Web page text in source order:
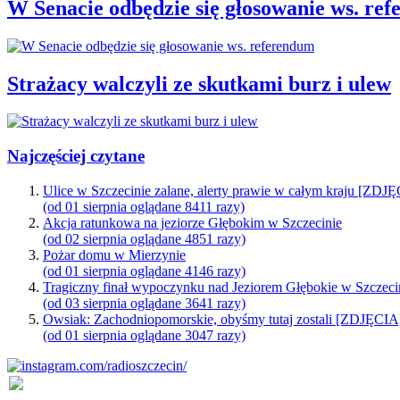
W Senacie odbędzie się głosowanie ws.
Strażacy walczyli ze skutkami burz i ulew
Najczęściej czytane
Ulice w Szczecinie zalane, alerty prawie w całym kraju
(od 01 sierpnia oglądane 8411 razy)
Akcja ratunkowa na jeziorze Głębokim w Szczecinie
(od 02 sierpnia oglądane 4851 razy)
Pożar domu w Mierzynie
(od 01 sierpnia oglądane 4146 razy)
Tragiczny finał wypoczynku nad Jeziorem Głębokie w
(od 03 sierpnia oglądane 3641 razy)
Owsiak: Zachodniopomorskie, obyśmy tutaj zostali
(od 01 sierpnia oglądane 3047 razy)